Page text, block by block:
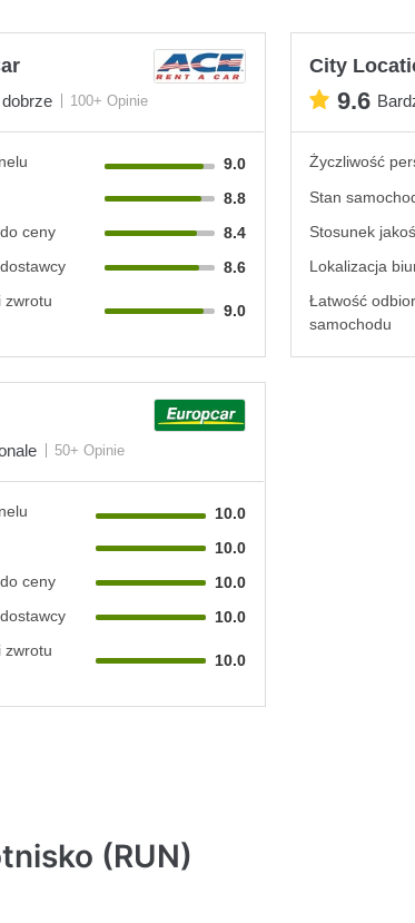
100+ Opinie
9.0
8.8
ceny
8.4
8.6
zwrotu
9.0
City
9.6
Życzliwość
Stan
Stosunek
Lokalizacja
Łatwość
samochodu
50+ Opinie
10.0
10.0
ceny
10.0
10.0
zwrotu
10.0
(RUN)